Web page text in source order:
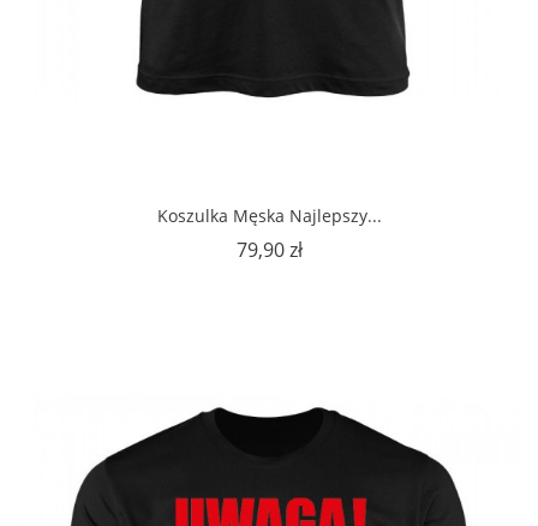
Koszulka Męska Najlepszy...
79,90 złCena